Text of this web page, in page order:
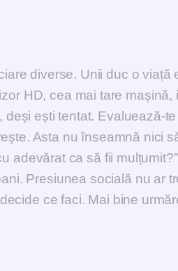
diverse. Unii duc o viață
HD, cea mai tare mașină,
ești tentat. Evaluează-
Asta nu înseamnă nici
adevărat ca să fii
Presiunea socială nu ar
ce faci. Mai bine